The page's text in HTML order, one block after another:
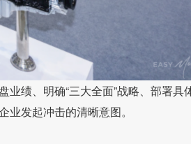
绩、明确“三大全面”战略、部署具
发起冲击的清晰意图。